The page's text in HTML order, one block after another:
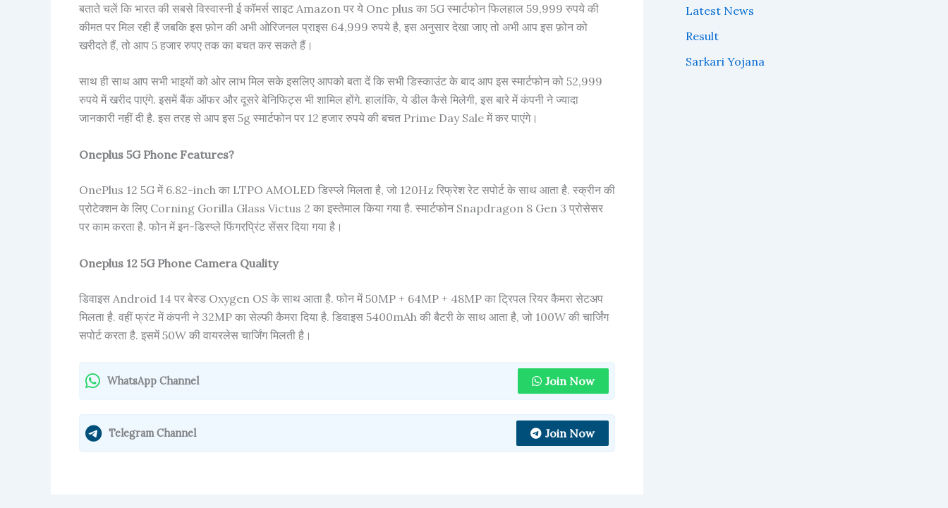
बताते चलें कि भारत की सबसे विस्वास्नी ई कॉमर्स साइट Amazon पर ये One plus का 5G स्मार्टफोन फिलहाल 59,999 रुपये की
कीमत पर मिल रही हैं जबकि इस फ़ोन की अभी ओरिजनल प्राइस 64,999 रुपये है, इस अनुसार देखा जाए तो अभी आप इस फ़ोन को
खरीदते हैं, तो आप 5 हजार रुपए तक का बचत कर सकते हैं।
साथ ही साथ आप सभी भाइयों को ओर लाभ मिल सके इसलिए आपको बता दें कि सभी डिस्काउंट के बाद आप इस स्मार्टफोन को 52,999
रुपये में खरीद पाएंगे. इसमें बैंक ऑफर और दूसरे बेनिफिट्स भी शामिल होंगे. हालांकि, ये डील कैसे मिलेगी, इस बारे में कंपनी ने ज्यादा
जानकारी नहीं दी है. इस तरह से आप इस 5g स्मार्टफोन पर 12 हजार रुपये की बचत Prime Day Sale में कर पाएंगे।
Oneplus 5G Phone Features?
OnePlus 12 5G में 6.82-inch का LTPO AMOLED डिस्प्ले मिलता है, जो 120Hz रिफ्रेश रेट सपोर्ट के साथ आता है. स्क्रीन की
प्रोटेक्शन के लिए Corning Gorilla Glass Victus 2 का इस्तेमाल किया गया है. स्मार्टफोन Snapdragon 8 Gen 3 प्रोसेसर
पर काम करता है. फोन में इन-डिस्प्ले फिंगरप्रिंट सेंसर दिया गया है।
Oneplus 12 5G Phone Camera Quality
डिवाइस Android 14 पर बेस्ड Oxygen OS के साथ आता है. फोन में 50MP + 64MP + 48MP का ट्रिपल रियर कैमरा सेटअप
मिलता है. वहीं फ्रंट में कंपनी ने 32MP का सेल्फी कैमरा दिया है. डिवाइस 5400mAh की बैटरी के साथ आता है, जो 100W की चार्जिंग
सपोर्ट करता है. इसमें 50W की वायरलेस चार्जिंग मिलती है।
WhatsApp Channel Join Now
Telegram Channel Join Now
Latest News
Result
Sarkari Yojana